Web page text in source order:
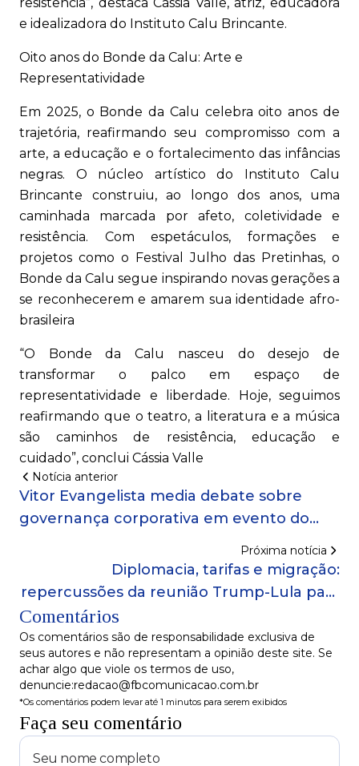
resistência”, destaca Cássia Valle, atriz, educadora
e idealizadora do Instituto Calu Brincante.
Oito anos do Bonde da Calu: Arte e
Representatividade
Em 2025, o Bonde da Calu celebra oito anos de
trajetória, reafirmando seu compromisso com a
arte, a educação e o fortalecimento das infâncias
negras. O núcleo artístico do Instituto Calu
Brincante construiu, ao longo dos anos, uma
caminhada marcada por afeto, coletividade e
resistência. Com espetáculos, formações e
projetos como o Festival Julho das Pretinhas, o
Bonde da Calu segue inspirando novas gerações a
se reconhecerem e amarem sua identidade afro-
brasileira
“O Bonde da Calu nasceu do desejo de
transformar o palco em espaço de
representatividade e liberdade. Hoje, seguimos
reafirmando que o teatro, a literatura e a música
são caminhos de resistência, educação e
cuidado”, conclui Cássia Valle
Notícia anterior
Vitor Evangelista media debate sobre
governança corporativa em evento do
Próxima notícia
Diplomacia, tarifas e migração:
repercussões da reunião Trump-Lula para
Comentários
Os comentários são de responsabilidade exclusiva de
seus autores e não representam a opinião deste site. Se
achar algo que viole os termos de uso,
denuncie:redacao@fbcomunicacao.com.br
*Os comentários podem levar até 1 minutos para serem exibidos
Faça seu comentário